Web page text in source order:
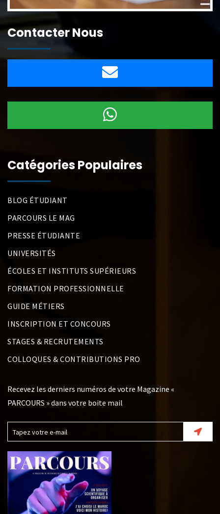
Contacter Nous
Catégories Populaires
BLOG ÉTUDIANT
PARCOURS LE MAG
PRESSE ÉTUDIANTE
UNIVERSITÉS
ÉCOLES ET INSTITUTS SUPÉRIEURS
FORMATION PROFESSIONNELLE
GUIDE MÉTIERS
INSCRIPTION ET CONCOURS
STAGES & RECRUTEMENTS
COLLOQUES & CONTRIBUTIONS PRO
Recevez les derniers numéros de votre Magazine «
PARCOURS » dans votre boite mail